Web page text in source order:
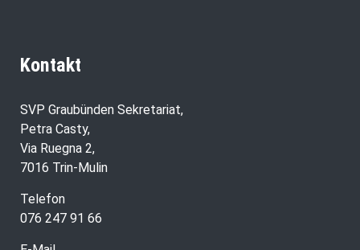
Kontakt
SVP Graubünden Sekretariat,
Petra Casty,
Via Ruegna 2,
7016 Trin-Mulin
Telefon
076 247 91 66